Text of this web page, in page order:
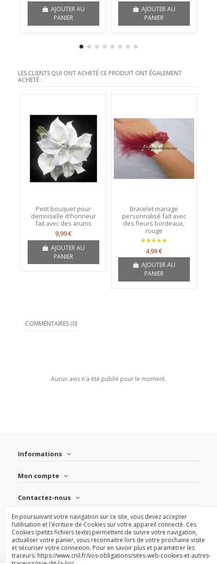
AJOUTER AU
PANIER
AJOUTER AU
PANIER
LES CLIENTS QUI ONT ACHETÉ CE PRODUIT ONT ÉGALEMENT
ACHETÉ :
Petit bouquet pour
demoiselle d'honneur
fait avec des arums
9,99 €
AJOUTER AU
PANIER
Bracelet mariage
personnalisé fait avec
des fleurs bordeaux,
rouge
4,99 €
AJOUTER AU
PANIER
COMMENTAIRES (0)
Aucun avis n'a été publié pour le moment.
Informations
Mon compte
Contactez-nous
Suivez-nous
Newsletter
En poursuivant votre navigation sur ce site, vous devez accepter
l’utilisation et l'écriture de Cookies sur votre appareil connecté. Ces
Cookies (petits fichiers texte) permettent de suivre votre navigation,
actualiser votre panier, vous reconnaitre lors de votre prochaine visite
et sécuriser votre connexion. Pour en savoir plus et paramétrer les
traceurs: https://www.cnil.fr/vos-obligations/sites-web-cookies-et-autres-